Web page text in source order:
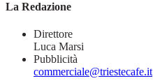
La Redazione
Direttore
Luca Marsi
Pubblicità
commerciale@triestecafe.it